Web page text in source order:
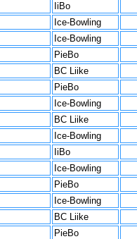
IiBo
Ice-Bowling
Ice-Bowling
PieBo
BC Liike
PieBo
Ice-Bowling
BC Liike
Ice-Bowling
IiBo
Ice-Bowling
PieBo
Ice-Bowling
BC Liike
PieBo